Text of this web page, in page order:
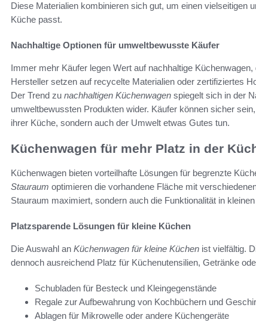
Diese Materialien kombinieren sich gut, um einen vielseitigen
Küche passt.
Nachhaltige Optionen für umweltbewusste Käufer
Immer mehr Käufer legen Wert auf nachhaltige
Hersteller setzen auf recycelte Materialien oder zertifiziertes
Der Trend zu nachhaltigen Küchenwagen spiegelt sich in der
umweltbewussten Produkten wider. Käufer können sicher
ihrer Küche, sondern auch der Umwelt etwas Gutes tun.
Küchenwagen für mehr Platz in der
Küchenwagen bieten vorteilhafte Lösungen für begrenzte
Stauraum optimieren die vorhandene Fläche mit
Stauraum maximiert, sondern auch die Funktionalität in
Platzsparende Lösungen für kleine Küchen
Die Auswahl an Küchenwagen für kleine Küchen ist vielfältig.
dennoch ausreichend Platz für Küchenutensilien, Getränke
Schubladen für Besteck und Kleingegenstände
Regale zur Aufbewahrung von Kochbüchern und
Ablagen für Mikrowelle oder andere Küchengeräte